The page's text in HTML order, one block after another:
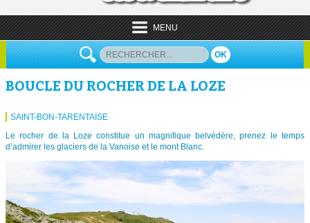
MENU
OK
BOUCLE DU ROCHER DE LA LOZE
SAINT-BON-TARENTAISE
Le rocher de la Loze constitue un magnifique belvédère, prenez le temps
d’admirer les glaciers de la Vanoise et le mont Blanc.